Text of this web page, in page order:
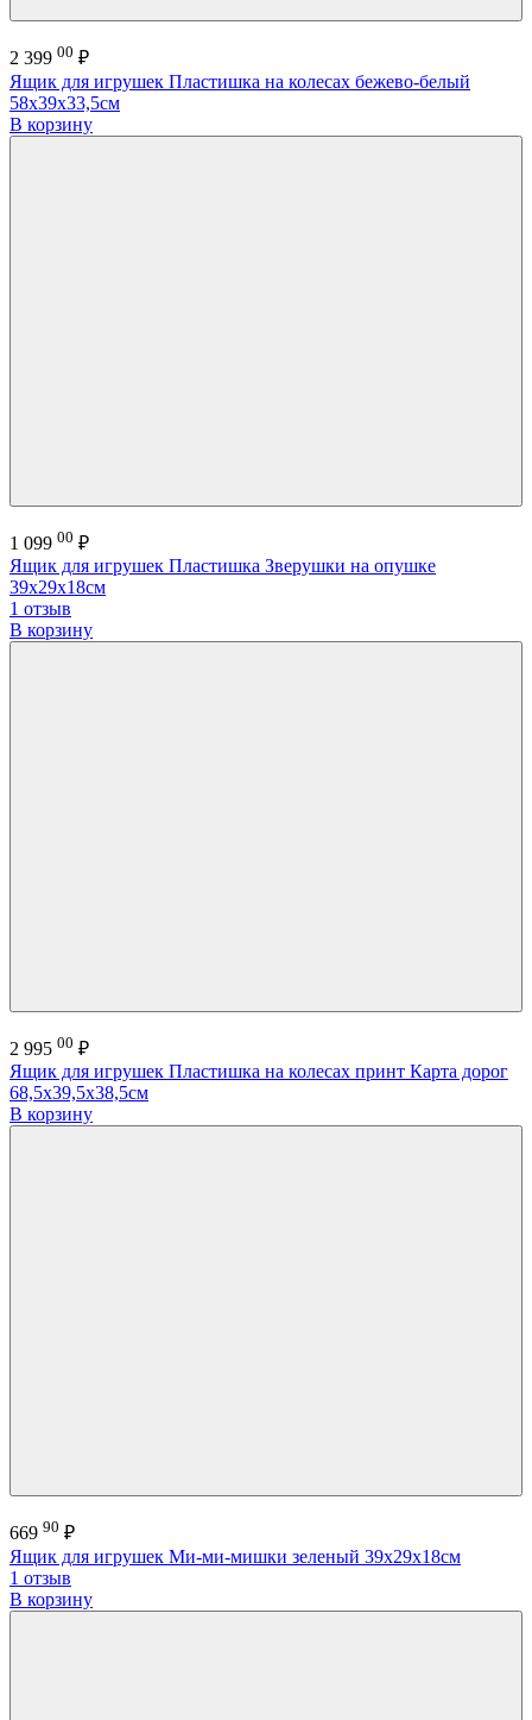
2 399 00 ₽
Ящик для игрушек Пластишка на колесах бежево-белый
58х39х33,5см
В корзину
1 099 00 ₽
Ящик для игрушек Пластишка Зверушки на опушке
39х29х18см
1 отзыв
В корзину
2 995 00 ₽
Ящик для игрушек Пластишка на колесах принт Карта дорог
68,5х39,5х38,5см
В корзину
669 90 ₽
Ящик для игрушек Ми-ми-мишки зеленый 39х29х18см
1 отзыв
В корзину